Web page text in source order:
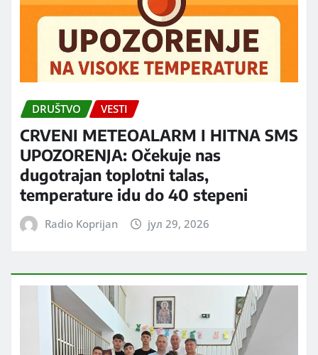
DRUŠTVO VESTI
CRVENI METEOALARM I HITNA SMS
UPOZORENJA: Očekuje nas
dugotrajan toplotni talas,
temperature idu do 40 stepeni
Radio Koprijan јул 29, 2026